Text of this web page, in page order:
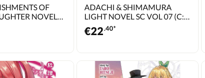
OF
NOVEL
0-1-1)
ADACHI & SHIMAMURA
LIGHT NOVEL SC VOL 07 (C:
0-1-1)
€22.40*